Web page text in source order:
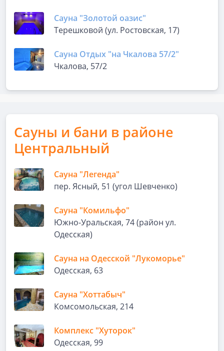
Сауна "Золотой оазис"
Терешковой (ул. Ростовская, 17)
Сауна Отдых "на Чкалова 57/2"
Чкалова, 57/2
Сауны и бани в районе
Центральный
Сауна "Легенда"
пер. Ясный, 51 (угол Шевченко)
Сауна "Комильфо"
Южно-Уральская, 74 (район ул.
Одесская)
Сауна на Одесской "Лукоморье"
Одесская, 63
Сауна "Хоттабыч"
Комсомольская, 214
Комплекс "Хуторок"
Одесская, 99